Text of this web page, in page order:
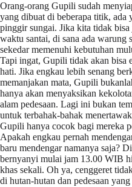
Orang-orang Gupili sudah
yang dibuat di beberapa titik, ada
pinggir sungai. Jika kita tidak
waktu santai, di sana ada warung
sekedar memenuhi kebutuhan
Tapi ingat, Gupili tidak akan bisa
hati. Jika engkau lebih senang
memanjakan mata, Gupili
hanya akan menyaksikan
alam pedesaan. Lagi ini bukan
untuk terbahak-bahak
Gupili hanya cocok bagi mereka
Apakah engkau pernah
baru mendengar namanya saja?
bernyanyi mulai jam 13.00 WIB
khas sekali. Oh ya, cenggeret
di hutan-hutan dan pedesaan